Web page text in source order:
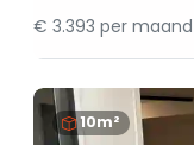
€ 3.393 per maand
10m²